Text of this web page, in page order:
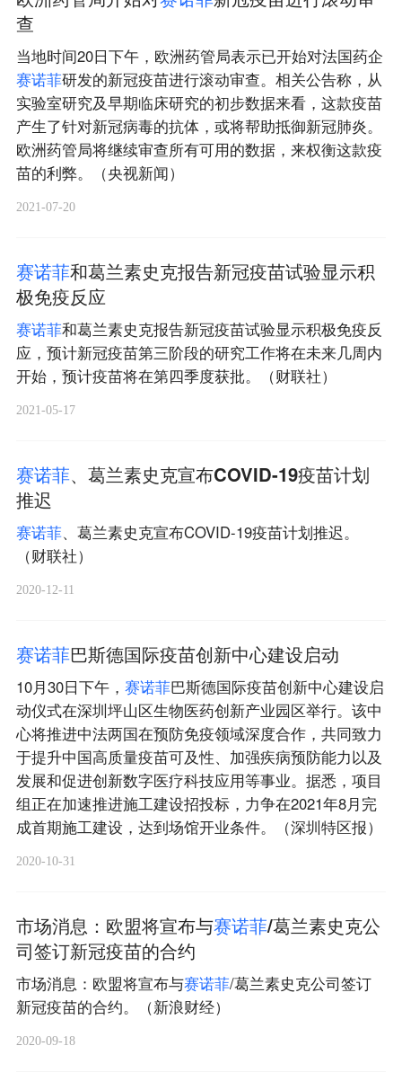
查
当地时间20日下午，欧洲药管局表示已开始对法国药企
赛诺菲研发的新冠疫苗进行滚动审查。相关公告称，从
实验室研究及早期临床研究的初步数据来看，这款疫苗
产生了针对新冠病毒的抗体，或将帮助抵御新冠肺炎。
欧洲药管局将继续审查所有可用的数据，来权衡这款疫
苗的利弊。（央视新闻）
2021-07-20
赛诺菲和葛兰素史克报告新冠疫苗试验显示积
极免疫反应
赛诺菲和葛兰素史克报告新冠疫苗试验显示积极免疫反
应，预计新冠疫苗第三阶段的研究工作将在未来几周内
开始，预计疫苗将在第四季度获批。（财联社）
2021-05-17
赛诺菲、葛兰素史克宣布COVID-19疫苗计划
推迟
赛诺菲、葛兰素史克宣布COVID-19疫苗计划推迟。
（财联社）
2020-12-11
赛诺菲巴斯德国际疫苗创新中心建设启动
10月30日下午， 赛诺菲巴斯德国际疫苗创新中心建设启
动仪式在深圳坪山区生物医药创新产业园区举行。该中
心将推进中法两国在预防免疫领域深度合作，共同致力
于提升中国高质量疫苗可及性、加强疾病预防能力以及
发展和促进创新数字医疗科技应用等事业。据悉，项目
组正在加速推进施工建设招投标，力争在2021年8月完
成首期施工建设，达到场馆开业条件。（深圳特区报）
2020-10-31
市场消息：欧盟将宣布与赛诺菲/葛兰素史克公
司签订新冠疫苗的合约
市场消息：欧盟将宣布与赛诺菲/葛兰素史克公司签订
新冠疫苗的合约。（新浪财经）
2020-09-18